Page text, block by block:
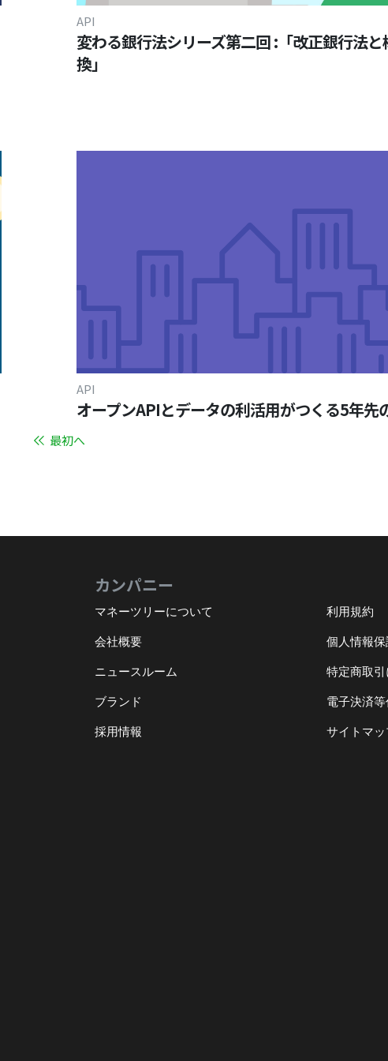
API
変わる銀行法シリーズ第二回 :「改正銀行法
換」
API
オープンAPIとデータの利活用がつくる5年先
最初へ
カンパニー
マネーツリーについて
会社概要
ニュースルーム
ブランド
採用情報
利用規約
個人情報
特定商取
電子決済
サイトマ